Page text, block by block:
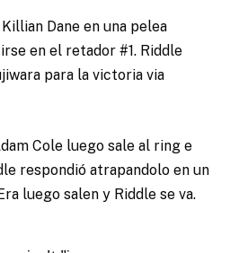
Dane en una pelea
en el retador #1. Riddle
para la victoria via
Cole luego sale al ring e
respondió atrapandolo en un
luego salen y Riddle se va.